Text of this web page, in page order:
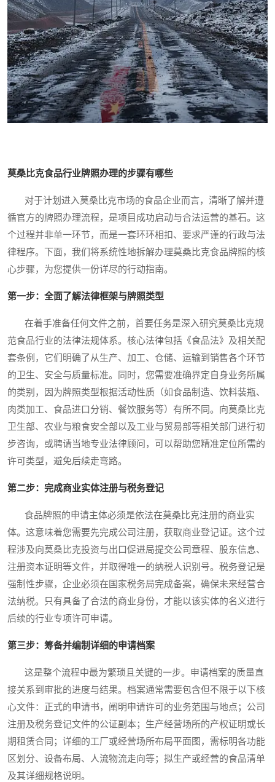
莫桑比克食品行业牌照办理的步骤有哪些
对于计划进入莫桑比克市场的食品企业而言，清晰了解并遵
循官方的牌照办理流程，是项目成功启动与合法运营的基石。这
个过程并非单一环节，而是一套环环相扣、要求严谨的行政与法
律程序。下面，我们将系统性地拆解办理莫桑比克食品牌照的核
心步骤，为您提供一份详尽的行动指南。
第一步：全面了解法律框架与牌照类型
在着手准备任何文件之前，首要任务是深入研究莫桑比克规
范食品行业的法律法规体系。核心法律包括《食品法》及相关配
套条例，它们明确了从生产、加工、仓储、运输到销售各个环节
的卫生、安全与质量标准。同时，您需要准确界定自身业务所属
的类别，因为牌照类型根据活动性质（如食品制造、饮料装瓶、
肉类加工、食品进口分销、餐饮服务等）有所不同。向莫桑比克
卫生部、农业与粮食安全部以及工业与贸易部等相关部门进行初
步咨询，或聘请当地专业法律顾问，可以帮助您精准定位所需的
许可类型，避免后续走弯路。
第二步：完成商业实体注册与税务登记
食品牌照的申请主体必须是依法在莫桑比克注册的商业实
体。这意味着您需要先完成公司注册，获取商业登记证。这个过
程涉及向莫桑比克投资与出口促进局提交公司章程、股东信息、
注册资本证明等文件，并取得唯一的纳税人识别号。税务登记是
强制性步骤，企业必须在国家税务局完成备案，确保未来经营合
法纳税。只有具备了合法的商业身份，才能以该实体的名义进行
后续的行业专项许可申请。
第三步：筹备并编制详细的申请档案
这是整个流程中最为繁琐且关键的一步。申请档案的质量直
接关系到审批的进度与结果。档案通常需要包含但不限于以下核
心文件：正式的申请书，阐明申请许可的业务范围与地点；公司
注册及税务登记文件的公证副本；生产经营场所的产权证明或长
期租赁合同；详细的工厂或经营场所布局平面图，需标明各功能
区划分、设备布局、人流物流走向等；拟生产或经营的食品清单
及其详细规格说明。